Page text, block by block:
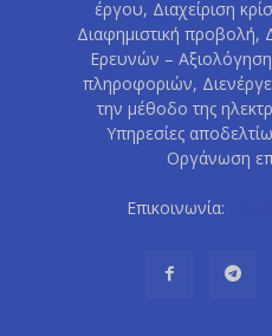
έργου, Διαχείριση
Διαφημιστική προβολή,
Ερευνών – Αξιολόγηση
πληροφοριών,
την μέθοδο της
Υπηρεσίες
Οργάνωση
Επικοινωνία: